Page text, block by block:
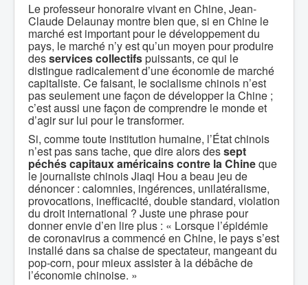
Le professeur honoraire vivant en Chine, Jean-
Claude Delaunay montre bien que, si en Chine le
marché est important pour le développement du
pays, le marché n’y est qu’un moyen pour produire
desservices collectifspuissants, ce qui le
distingue radicalement d’une économie de marché
capitaliste. Ce faisant, le socialisme chinois n’est
pas seulement une façon de développer la Chine ;
c’est aussi une façon de comprendre le monde et
d’agir sur lui pour le transformer.
Si, comme toute institution humaine, l’État chinois
n’est pas sans tache, que dire alors dessept
péchés capitauxaméricains contre la Chineque
le journaliste chinois Jiaqi Hou a beau jeu de
dénoncer : calomnies, ingérences, unilatéralisme,
provocations, inefficacité, double standard, violation
du droit international ? Juste une phrase pour
donner envie d’en lire plus : « Lorsque l’épidémie
de coronavirus a commencé en Chine, le pays s’est
installé dans sa chaise de spectateur, mangeant du
pop-corn, pour mieux assister à la débâche de
l’économie chinoise. »